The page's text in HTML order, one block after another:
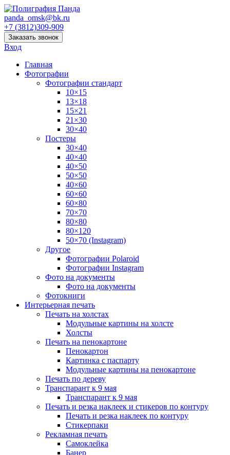
panda_omsk@bk.ru
+7 (3812)309-909
Заказать звонок
Вход
Главная
Фотографии
Фотографии стандарт
10×15
13×18
15×21
21×30
30×40
Постеры
30×40
40×40
40×50
50×50
40×60
60×60
60×80
70×70
80×80
80×120
50×70 (Instagram)
Другое
Фотографии Polaroid
Фотографии Instagram
Фото на документы
Фото на документы
Фотокниги
Интерьерная печать
Печать на холстах
Модульные картины на холсте
Холсты
Печать на пенокартоне
Пенокартон
Картинка с паспарту
Модульные картины на пенокартоне
Печать по дереву
Транспарант к 9 мая
Транспарант к 9 мая
Печать и резка наклеек и стикеров по контуру
Печать и резка наклеек по контуру
Стикерпаки
Рекламная печать
Самоклейка
Банер